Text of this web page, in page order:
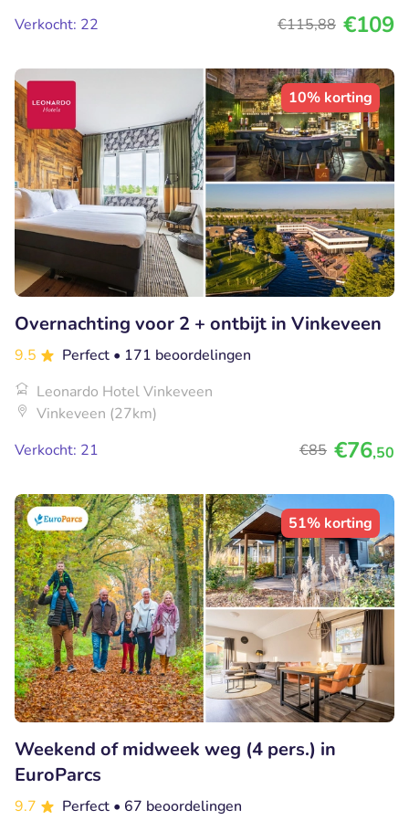
Verkocht: 22
€115,88 €109
10% korting
Overnachting voor 2 + ontbijt in Vinkeveen
9.5 Perfect • 171 beoordelingen
Leonardo Hotel Vinkeveen
Vinkeveen (27km)
Verkocht: 21
€85 €76,50
51% korting
Weekend of midweek weg (4 pers.) in
EuroParcs
9.7 Perfect • 67 beoordelingen